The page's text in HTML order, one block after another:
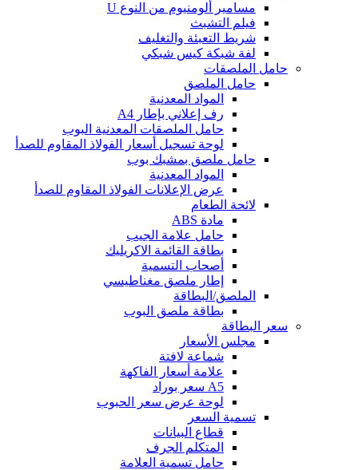
مسامير ألومنيوم من النوع U
فيلم التشبث
شريط التعبئة والتغليف
لفة شبكة كيس شبكي
حامل الملصقات
حامل الملصق
المواد المعدنية
رف إعلاني بإطار A4
حامل الملصقات المعدنية البوب
لوحة تسجيل أسعار الفولاذ المقاوم للصدأ
حامل ملصق بمشبك بوب
المواد المعدنية
عرض الإعلانات الفولاذ المقاوم للصدأ
لائحة الطعام
مادة ABS
حامل علامة الجيب
بطاقة القائمة الاكريليك
أصحاب التسمية
إطار ملصق مغناطيسي
الملصق/البطاقة
بطاقة ملصق البوب
سعر البطاقة
مجلس الأسعار
شماعة لافتة
علامة أسعار الفاكهة
A5 سعر بوراد
لوحة عرض سعر الحبوب
تسمية السعر
قطاع البيانات
المتكلم الجرف
حامل تسمية العلامة